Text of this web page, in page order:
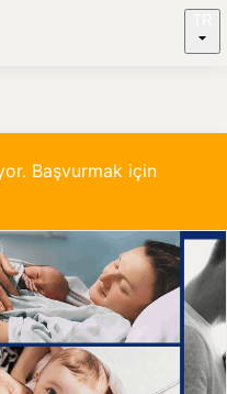
Başvurmak için